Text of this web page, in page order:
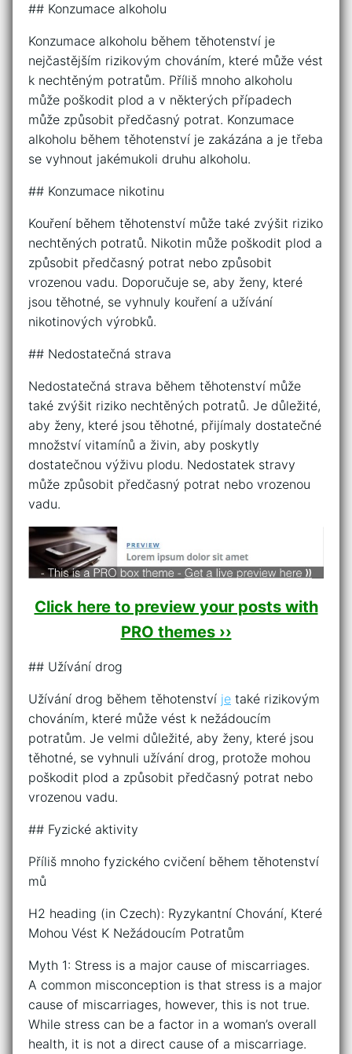
## Konzumace alkoholu
Konzumace alkoholu během těhotenství je
nejčastějším rizikovým chováním, které může vést
k nechtěným potratům. Příliš mnoho alkoholu
může poškodit plod a v některých případech
může způsobit předčasný potrat. Konzumace
alkoholu během těhotenství je zakázána a je třeba
se vyhnout jakémukoli druhu alkoholu.
## Konzumace nikotinu
Kouření během těhotenství může také zvýšit riziko
nechtěných potratů. Nikotin může poškodit plod a
způsobit předčasný potrat nebo způsobit
vrozenou vadu. Doporučuje se, aby ženy, které
jsou těhotné, se vyhnuly kouření a užívání
nikotinových výrobků.
## Nedostatečná strava
Nedostatečná strava během těhotenství může
také zvýšit riziko nechtěných potratů. Je důležité,
aby ženy, které jsou těhotné, přijímaly dostatečné
množství vitamínů a živin, aby poskytly
dostatečnou výživu plodu. Nedostatek stravy
může způsobit předčasný potrat nebo vrozenou
vadu.
Click here to preview your posts with
PRO themes ››
## Užívání drog
Užívání drog během těhotenství je také rizikovým
chováním, které může vést k nežádoucím
potratům. Je velmi důležité, aby ženy, které jsou
těhotné, se vyhnuli užívání drog, protože mohou
poškodit plod a způsobit předčasný potrat nebo
vrozenou vadu.
## Fyzické aktivity
Příliš mnoho fyzického cvičení během těhotenství
mů
H2 heading (in Czech): Ryzykantní Chování, Které
Mohou Vést K Nežádoucím Potratům
Myth 1: Stress is a major cause of miscarriages.
A common misconception is that stress is a major
cause of miscarriages, however, this is not true.
While stress can be a factor in a woman’s overall
health, it is not a direct cause of a miscarriage.